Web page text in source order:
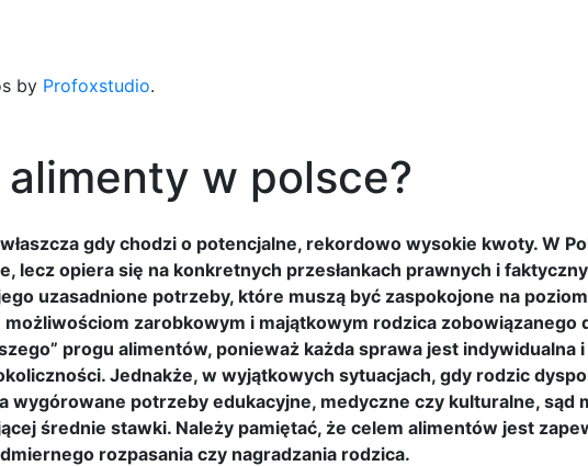
by Profoxstudio.
w polsce?
gdy chodzi o potencjalne, rekordowo wysokie kwoty. W
lecz opiera się na konkretnych przesłankach prawnych i
uzasadnione potrzeby, które muszą być zaspokojone na
zarobkowym i majątkowym rodzica zobowiązanego
progu alimentów, ponieważ każda sprawa jest indywidualna i
Jednakże, w wyjątkowych sytuacjach, gdy rodzic
wygórowane potrzeby edukacyjne, medyczne czy kulturalne, sąd
średnie stawki. Należy pamiętać, że celem alimentów jest
rozpasania czy nagradzania rodzica.